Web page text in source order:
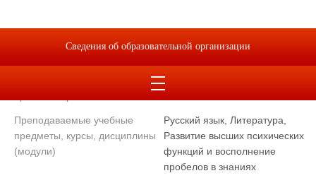
Анатольевна
Преподаваемые учебные
предметы, курсы, дисциплины
(модули)
Русский язык, Литература,
Развитие высших психических
функций и восполнение
пробелов в знаниях
Сведения об образовательной организации